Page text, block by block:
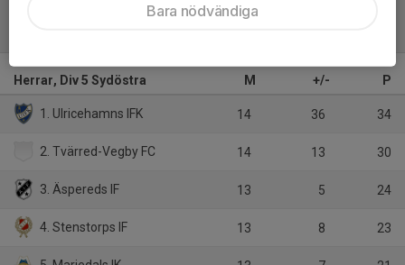
Herrar, Div 5 Sydöstra M +/- P
1. Ulricehamns IFK 14 36 34
2. Tvärred-Vegby FC 14 13 30
3. Äspereds IF 13 5 24
4. Stenstorps IF 13 8 23
Bara nödvändiga